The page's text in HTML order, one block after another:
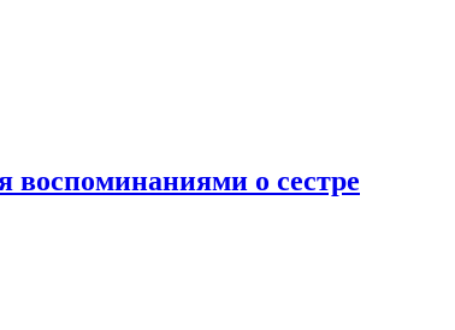
воспоминаниями о сестре